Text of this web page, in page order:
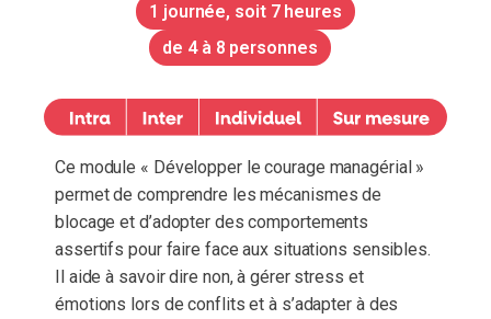
1 journée, soit 7 heures
de 4 à 8 personnes
Ce module « Développer le courage managérial »
permet de comprendre les mécanismes de
blocage et d’adopter des comportements
assertifs pour faire face aux situations sensibles.
Il aide à savoir dire non, à gérer stress et
émotions lors de conflits et à s’adapter à des